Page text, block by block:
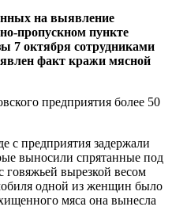
на выявление
пропускном пункте
7 октября сотрудниками
факт кражи мясной
с предприятия задержали
выносили спрятанные под
вырезкой весом
одной из женщин было
мяса она вынесла